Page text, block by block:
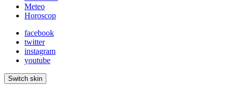
Meteo
Horoscop
facebook
twitter
instagram
youtube
Switch skin